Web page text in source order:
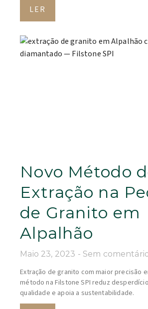
LER
Novo Método
Extração na
de Granito em
Alpalhão
Maio 23, 2023 Sem
Extração de granito com maior precisão
método na Filstone SPI reduz
qualidade e apoia a sustentabilidade.